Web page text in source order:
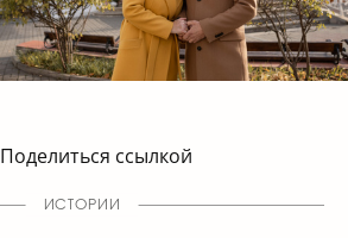
Поделиться ссылкой
ИСТОРИИ